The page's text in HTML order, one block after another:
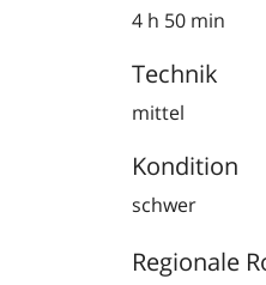
4 h 50 min
Technik
mittel
Kondition
schwer
Regionale